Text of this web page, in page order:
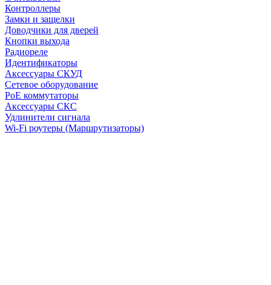
Контроллеры
Замки и защелки
Доводчики для дверей
Кнопки выхода
Радиореле
Идентификаторы
Аксессуары СКУД
Сетевое оборудование
PoE коммутаторы
Аксессуары СКС
Удлинители сигнала
Wi-Fi роутеры (Маршрутизаторы)